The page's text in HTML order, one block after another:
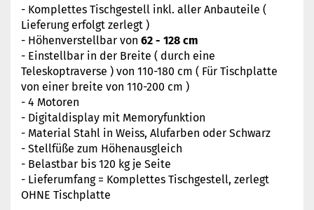
- Komplettes Tischgestell inkl. aller Anbauteile (
Lieferung erfolgt zerlegt )
- Höhenverstellbar von 62 - 128 cm
- Einstellbar in der Breite ( durch eine
Teleskoptraverse ) von 110-180 cm ( Für Tischplatte
von einer breite von 110-200 cm )
- 4 Motoren
- Digitaldisplay mit Memoryfunktion
- Material Stahl in Weiss, Alufarben oder Schwarz
- Stellfüße zum Höhenausgleich
- Belastbar bis 120 kg je Seite
- Lieferumfang = Komplettes Tischgestell, zerlegt
OHNE Tischplatte